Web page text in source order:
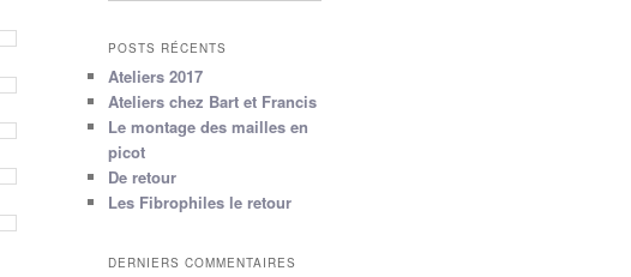
POSTS RÉCENTS
Ateliers 2017
Ateliers chez Bart et Francis
Le montage des mailles en
picot
De retour
Les Fibrophiles le retour
DERNIERS COMMENTAIRES